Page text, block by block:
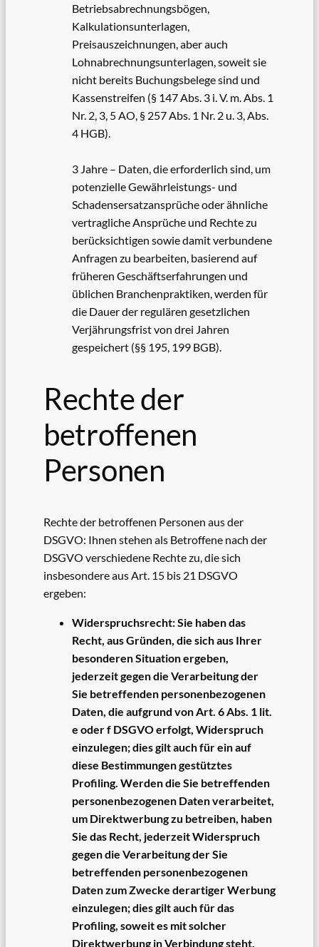
Betriebsabrechnungsbögen,
Kalkulationsunterlagen,
Preisauszeichnungen, aber auch
Lohnabrechnungsunterlagen, soweit sie
nicht bereits Buchungsbelege sind und
Kassenstreifen (§ 147 Abs. 3 i. V. m. Abs. 1
Nr. 2, 3, 5 AO, § 257 Abs. 1 Nr. 2 u. 3, Abs.
4 HGB).
3 Jahre – Daten, die erforderlich sind, um
potenzielle Gewährleistungs- und
Schadensersatzansprüche oder ähnliche
vertragliche Ansprüche und Rechte zu
berücksichtigen sowie damit verbundene
Anfragen zu bearbeiten, basierend auf
früheren Geschäftserfahrungen und
üblichen Branchenpraktiken, werden für
die Dauer der regulären gesetzlichen
Verjährungsfrist von drei Jahren
gespeichert (§§ 195, 199 BGB).
Rechte der
betroffenen
Personen
Rechte der betroffenen Personen aus der
DSGVO: Ihnen stehen als Betroffene nach der
DSGVO verschiedene Rechte zu, die sich
insbesondere aus Art. 15 bis 21 DSGVO
ergeben:
Widerspruchsrecht: Sie haben das
Recht, aus Gründen, die sich aus Ihrer
besonderen Situation ergeben,
jederzeit gegen die Verarbeitung der
Sie betreffenden personenbezogenen
Daten, die aufgrund von Art. 6 Abs. 1 lit.
e oder f DSGVO erfolgt, Widerspruch
einzulegen; dies gilt auch für ein auf
diese Bestimmungen gestütztes
Profiling. Werden die Sie betreffenden
personenbezogenen Daten verarbeitet,
um Direktwerbung zu betreiben, haben
Sie das Recht, jederzeit Widerspruch
gegen die Verarbeitung der Sie
betreffenden personenbezogenen
Daten zum Zwecke derartiger Werbung
einzulegen; dies gilt auch für das
Profiling, soweit es mit solcher
Direktwerbung in Verbindung steht.